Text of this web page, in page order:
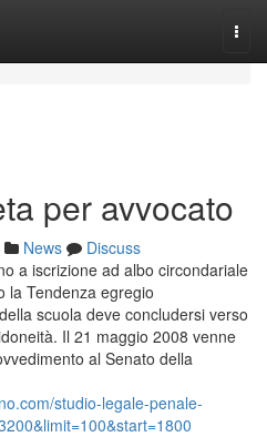
per avvocato
News
Discuss
a iscrizione ad albo circondariale
la Tendenza egregio
scuola deve concludersi verso
Il 21 maggio 2008 venne
al Senato della
studio-legale-penale-